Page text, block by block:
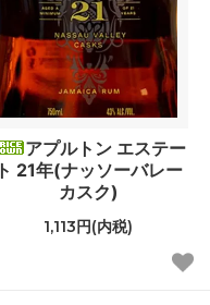
アプルトン エステー
ト 21年(ナッソーバレー
カスク)
1,113円(内税)